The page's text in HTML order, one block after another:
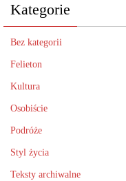
Kategorie
Bez kategorii
Felieton
Kultura
Osobiście
Podróże
Styl życia
Teksty archiwalne